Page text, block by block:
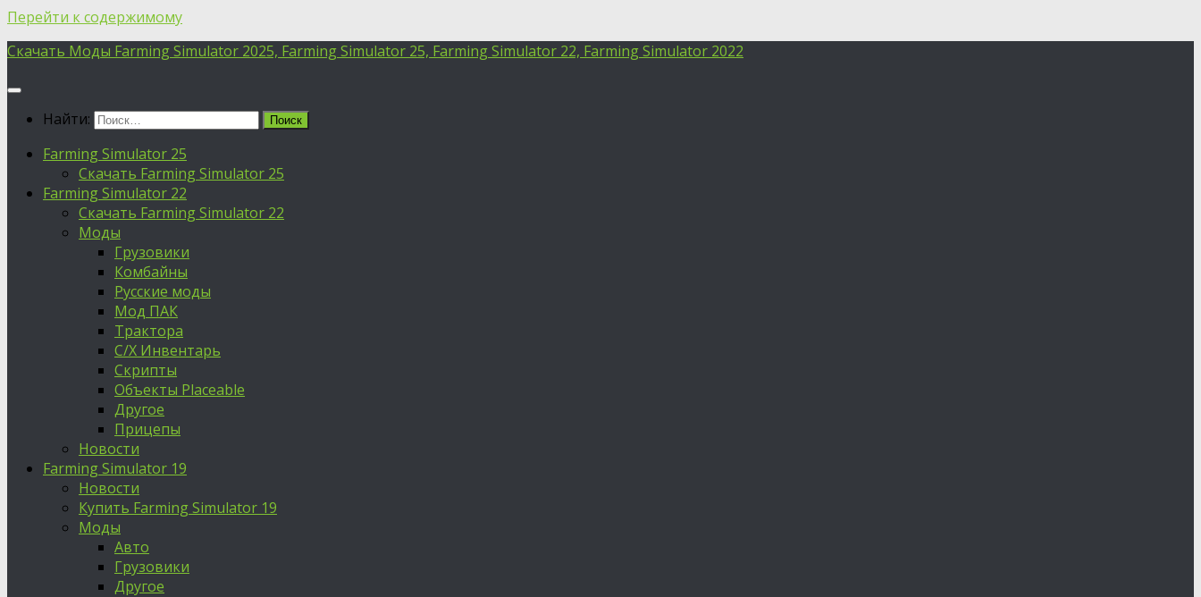
Перейти к содержимому
Скачать Моды Farming Simulator 2025, Farming Simulator 25, Farming Simulator 22, Farming Simulator 2022
Найти:
Farming Simulator 25
Скачать Farming Simulator 25
Farming Simulator 22
Скачать Farming Simulator 22
Моды
Грузовики
Комбайны
Русские моды
Мод ПАК
Трактора
С/Х Инвентарь
Скрипты
Объекты Placeable
Другое
Прицепы
Новости
Farming Simulator 19
Новости
Купить Farming Simulator 19
Моды
Авто
Грузовики
Другое